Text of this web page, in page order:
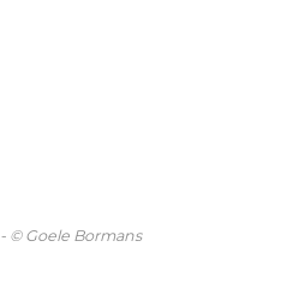
© Goele Bormans